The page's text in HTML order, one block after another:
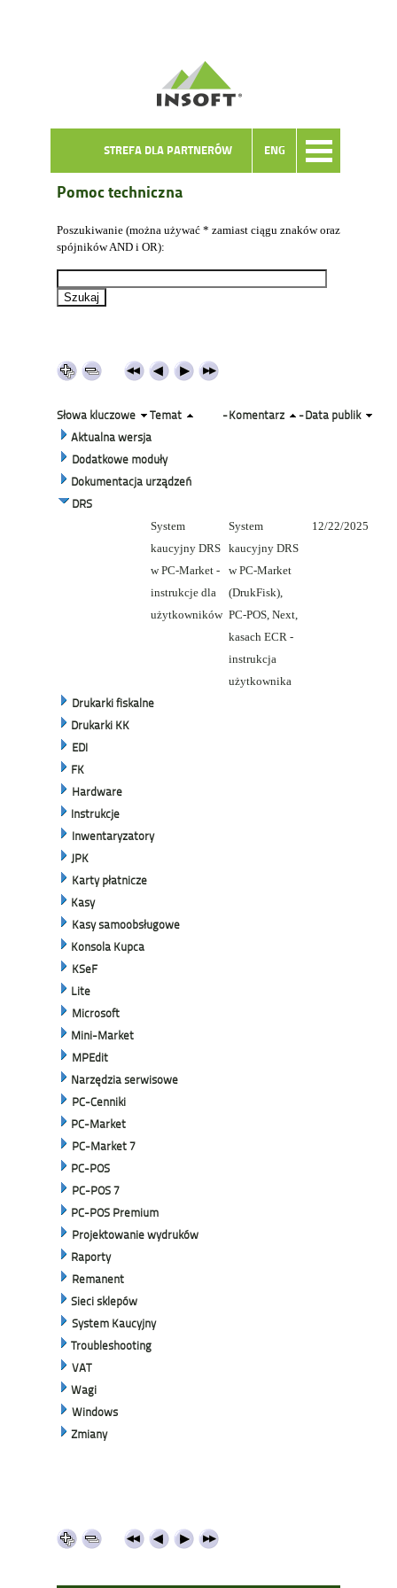
ENG
STREFA DLA PARTNERÓW
Pomoc techniczna
Poszukiwanie (można używać * zamiast ciągu znaków oraz
spójników AND i OR):
Słowa kluczowe Temat -Komentarz -Data publik
Aktualna wersja
Dodatkowe moduły
Dokumentacja urządzeń
DRS
System
kaucyjny DRS
w PC-Market -
instrukcje dla
użytkowników
System
kaucyjny DRS
w PC-Market
(DrukFisk),
PC-POS, Next,
kasach ECR -
instrukcja
użytkownika
12/22/2025
Drukarki fiskalne
Drukarki KK
EDI
FK
Hardware
Instrukcje
Inwentaryzatory
JPK
Karty płatnicze
Kasy
Kasy samoobsługowe
Konsola Kupca
KSeF
Lite
Microsoft
Mini-Market
MPEdit
Narzędzia serwisowe
PC-Cenniki
PC-Market
PC-Market 7
PC-POS
PC-POS 7
PC-POS Premium
Projektowanie wydruków
Raporty
Remanent
Sieci sklepów
System Kaucyjny
Troubleshooting
VAT
Wagi
Windows
Zmiany